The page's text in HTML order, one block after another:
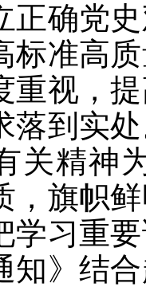
正确党
标准高
重视，
落到实
关精神
，旗帜
学习重
知》结